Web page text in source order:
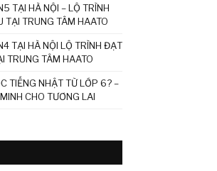
TẠI HÀ NỘI – LỘ TRÌNH
TẠI TRUNG TÂM HAATO
TẠI HÀ NỘI LỘ TRÌNH ĐẠT
TRUNG TÂM HAATO
TIẾNG NHẬT TỪ LỚP 6? –
CHO TƯƠNG LAI